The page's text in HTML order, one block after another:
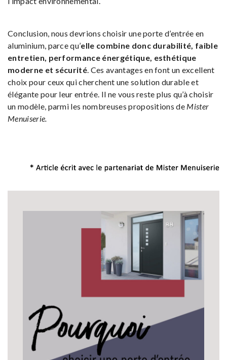
Conclusion, nous devrions choisir une porte d’entrée en
aluminium, parce qu’elle combine donc durabilité, faible
entretien, performance énergétique, esthétique
moderne et sécurité. Ces avantages en font un excellent
choix pour ceux qui cherchent une solution durable et
élégante pour leur entrée. Il ne vous reste plus qu’à choisir
un modèle, parmi les nombreuses propositions de Mister
Menuiserie.